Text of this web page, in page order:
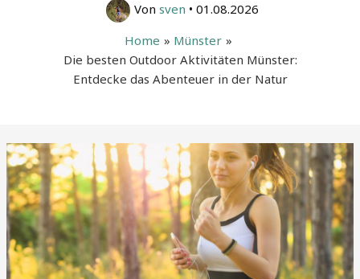
Von sven • 01.08.2026
Home
Münster
Die besten Outdoor Aktivitäten Münster:
Entdecke das Abenteuer in der Natur